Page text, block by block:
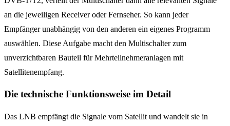
an die jeweiligen Receiver oder Fernseher. So kann jeder
Empfänger unabhängig von den anderen ein eigenes Programm
auswählen. Diese Aufgabe macht den Multischalter zum
unverzichtbaren Bauteil für Mehrteilnehmeranlagen mit
Satellitenempfang.
Die technische Funktionsweise im Detail
Das LNB empfängt die Signale vom Satellit und wandelt sie in